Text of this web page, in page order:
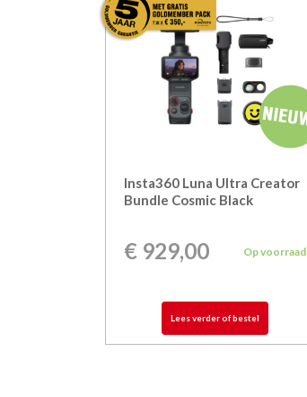
Insta360 Luna Ultra Creator
Bundle Cosmic Black
€ 929,00 Op voorraad
Lees verder of bestel